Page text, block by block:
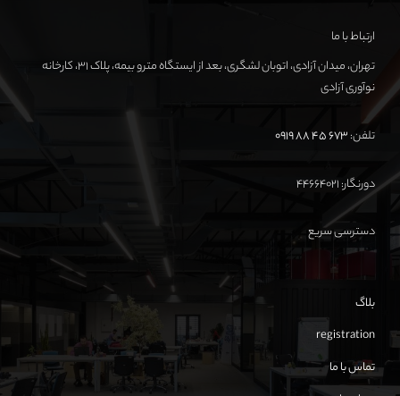
ارتباط با ما
تهران، میدان آزادی، اتوبان لشگری، بعد از ایستگاه مترو بیمه، پلاک ۳۱، کارخانه
نوآوری آزادی
تلفن:673 45 88 0919
دورنگار: ۴۴۶۶۴۰۲۱
دسترسی سریع
بلاگ
registration
تماس با ما